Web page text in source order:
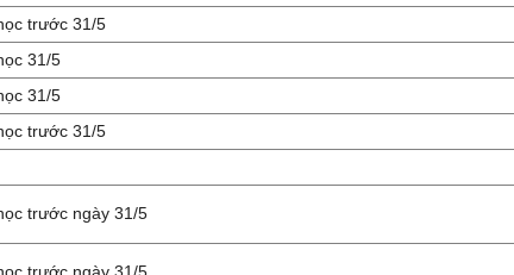
trước 31/5
31/5
31/5
trước 31/5
trước ngày 31/5